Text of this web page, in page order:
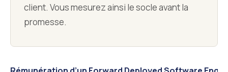
client. Vous mesurez ainsi le socle avant la
promesse.